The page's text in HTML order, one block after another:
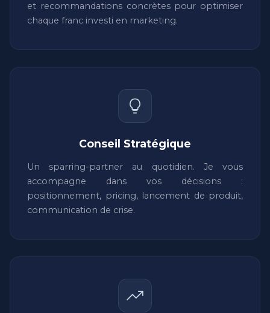
et recommandations concrètes pour optimiser
chaque franc investi en marketing.
Conseil Stratégique
Un sparring-partner au quotidien. Je vous
accompagne dans vos décisions :
positionnement, pricing, lancement de produit,
communication de crise.